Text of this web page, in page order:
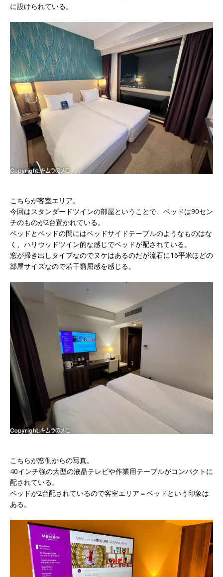
に設けられている。
こちらが客室エリア。
今回はスタンダードツインの部屋ということで、ベッドは90セン
チのものが2台置かれている。
ベッドとベッドの間にはベッドサイドテーブルのようなものはな
く、ハリウッドツイン的な感じでベッドが配されている。
窓が掃き出しタイプなのでヌケはあるのだが流石に16平米ほどの
部屋サイズなので若干窮屈感を感じる。
こちらが窓側からの写真。
40インチ強の大型の液晶テレビや作業用テーブルがコンパクトに
配されている。
ベッドが2台配されているので客室エリア＝ベッドという印象は
ある。